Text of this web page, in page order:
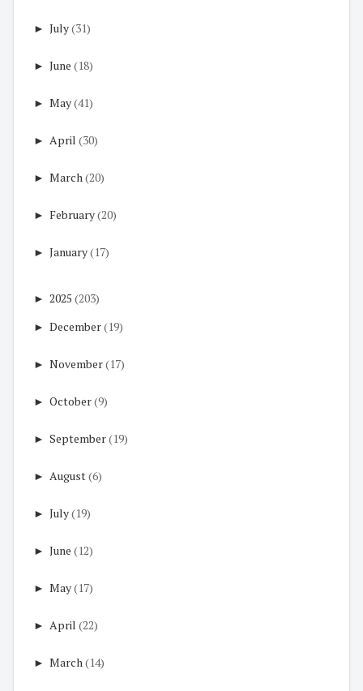
► July(31)
► June (18)
► May(41)
► April (30)
► March(20)
► February(20)
► January(17)
► 2025 (203)
► December(19)
► November(17)
► October(9)
► September(19)
► August(6)
► July(19)
► June (12)
► May(17)
► April (22)
► March(14)